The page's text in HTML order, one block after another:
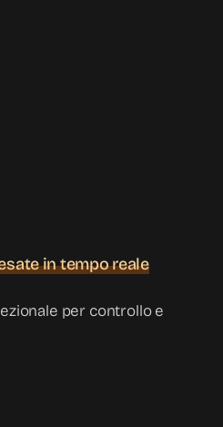
in tempo reale
per controllo e